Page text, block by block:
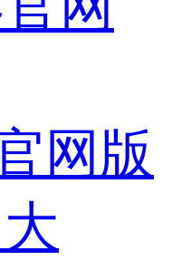
网版
大